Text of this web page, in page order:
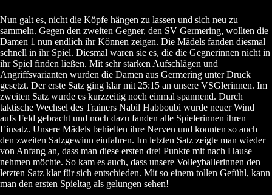
Nun galt es, nicht die Köpfe hängen zu lassen und sich neu zu
sammeln. Gegen den zweiten Gegner, den SV Germering, wollten die
Damen 1 nun endlich ihr Können zeigen. Die Mädels fanden diesmal
schnell in ihr Spiel. Diesmal waren sie es, die die Gegnerinnen nicht in
ihr Spiel finden ließen. Mit sehr starken Aufschlägen und
Angriffsvarianten wurden die Damen aus Germering unter Druck
gesetzt. Der erste Satz ging klar mit 25:15 an unsere VSGlerinnen. Im
zweiten Satz wurde es kurzzeitig noch einmal spannend. Durch
taktische Wechsel des Trainers Nabil Habboubi wurde neuer Wind
aufs Feld gebracht und noch dazu fanden alle Spielerinnen ihren
Einsatz. Unsere Mädels behielten ihre Nerven und konnten so auch
den zweiten Satzgewinn einfahren. Im letzten Satz zeigte man wieder
von Anfang an, dass man diese ersten drei Punkte mit nach Hause
nehmen möchte. So kam es auch, dass unsere Volleyballerinnen den
letzten Satz klar für sich entschieden. Mit so einem tollen Gefühl, kann
man den ersten Spieltag als gelungen sehen!